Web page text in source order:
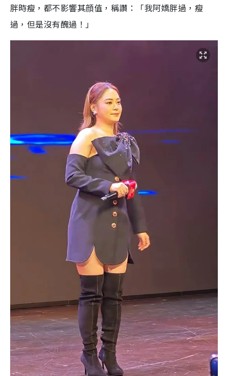
胖時瘦，都不影響其顔值，稱讚：「我阿嬌胖過，瘦
過，但是沒有醜過！」